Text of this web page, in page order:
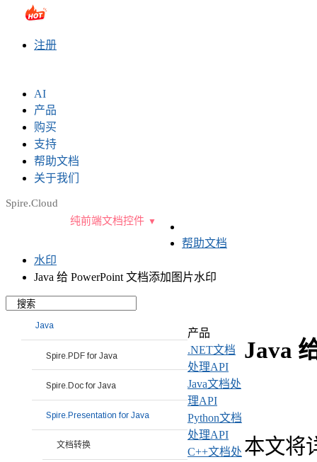
sales@e-iceblue.com
注册
AI
产品
购买
支持
帮助文档
关于我们
Spire.Cloud
纯前端文档控件
帮助文档
水印
Java 给 PowerPoint 文档添加图片水印
Java
本文将
Java
Spire.PDF for Java
Spire.Doc for Java
Spire.Presentation for Java
文档转换
产品
.NET文档
处理API
Java文档处
理API
Python文档
处理API
C++文档处